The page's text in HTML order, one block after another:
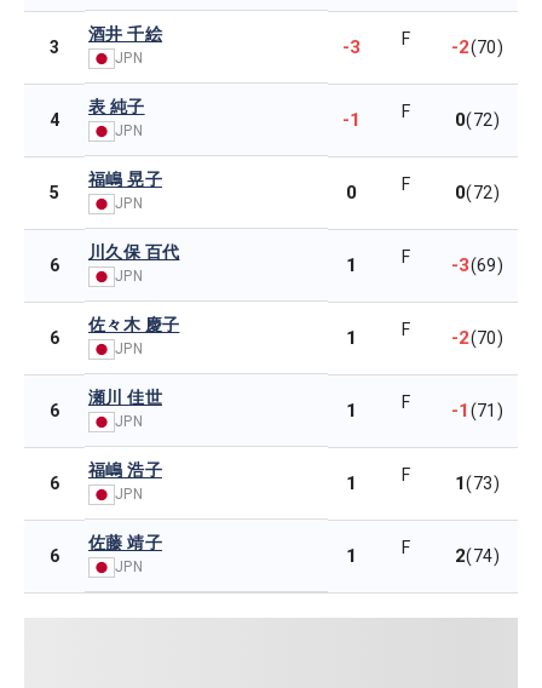
3
酒井 千絵
JPN -3 F -2(70)
4
表 純子
JPN -1 F 0(72)
5
福嶋 晃子
JPN 0 F 0(72)
6
川久保 百代
JPN 1 F -3(69)
6
佐々木 慶子
JPN 1 F -2(70)
6
瀬川 佳世
JPN 1 F -1(71)
6
福嶋 浩子
JPN 1 F 1(73)
6
佐藤 靖子
JPN 1 F 2(74)